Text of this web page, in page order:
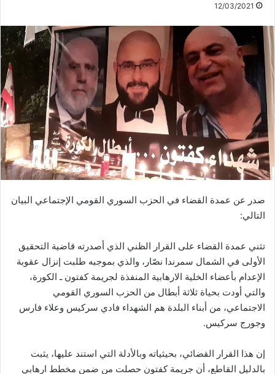
12/03/2021
صدر عن عمدة القضاء في الحزب السوري القومي الإجتماعي البيان
التالي:
تثني عمدة القضاء على القرار الظني الذي أصدرته قاضية التحقيق
الأولى في الشمال سمرندا نصّار، والذي بموجبه طلبت إنزال عقوبة
الإعدام بأعضاء الخلية الارهابية المنفذة لجريمة كفتون ـ الكورة،
والتي أودت بحياة ثلاثة أبطال من الحزب السوري القومي
الاجتماعي، من أبناء البلدة هم الشهداء فادي سركيس وعلاء فارس
وجورج سركيس.
إن هذا القرار القضائي، بحيثياته وبالأدلة التي استند عليها، يثبت
بالدليل القاطع، أن جريمة كفتون حصلت من ضمن مخطط ارهابي